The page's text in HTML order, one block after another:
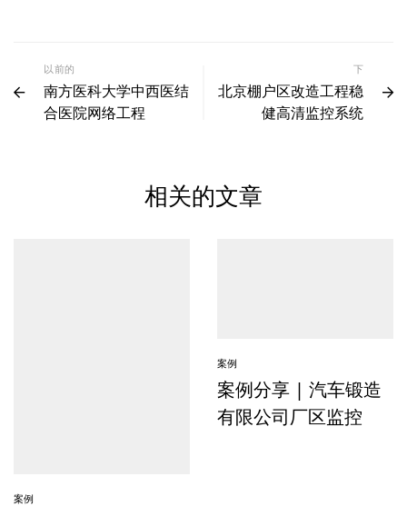
以前的
南方医科大学中西医结
合医院网络工程
下
北京棚户区改造工程稳
健高清监控系统
相关的文章
案例
案例
案例分享 | 汽车锻造
有限公司厂区监控